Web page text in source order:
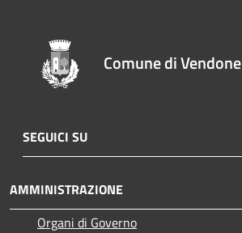
Comune di Vendone
SEGUICI SU
AMMINISTRAZIONE
Organi di Governo